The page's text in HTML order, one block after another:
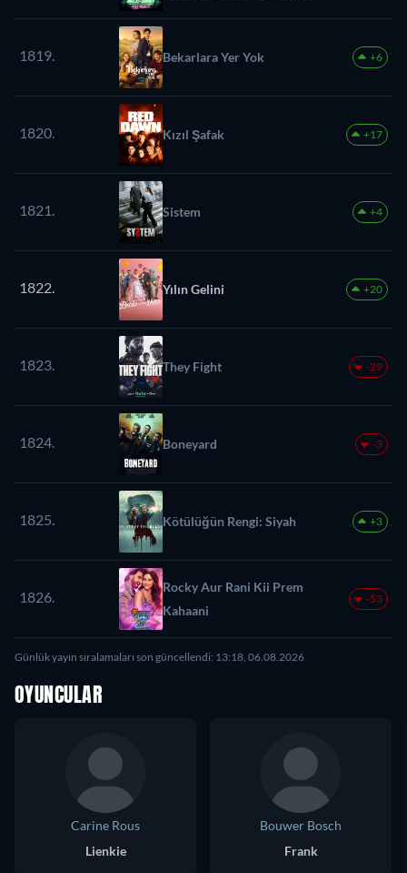
(Film)
1819. Bekarlara Yer Yok +6
1820. Kızıl Şafak +17
1821. Sistem +4
1822. Yılın Gelini +20
1823. They Fight -29
1824. Boneyard -3
1825. Kötülüğün Rengi: Siyah +3
1826.
Rocky Aur Rani Kii Prem
Kahaani
-53
Günlük yayın sıralamaları son güncellendi: 13:18, 06.08.2026
OYUNCULAR
Carine Rous
Lienkie
Bouwer Bosch
Frank